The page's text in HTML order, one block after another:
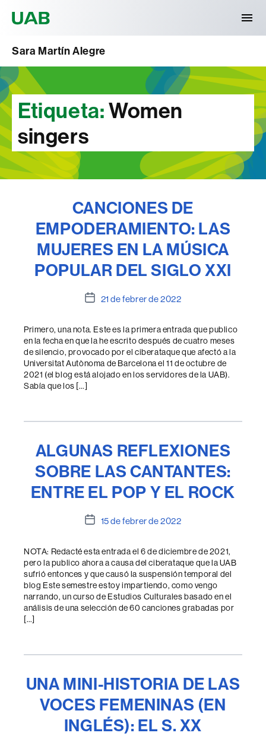
Sara Martín Alegre
Etiqueta:Women
singers
CANCIONES DE
EMPODERAMIENTO: LAS
MUJERES EN LA MÚSICA
POPULAR DEL SIGLO XXI
Data
l'entrada
21 de febrer de 2022
Primero, una nota. Este es la primera entrada que publico
en la fecha en que la he escrito después de cuatro meses
de silencio, provocado por el ciberataque que afectó a la
Universitat Autònoma de Barcelona el 11 de octubre de
2021 (el blog está alojado en los servidores de la UAB).
Sabía que los […]
ALGUNAS REFLEXIONES
SOBRE LAS CANTANTES:
ENTRE EL POP Y EL ROCK
Data
l'entrada
15 de febrer de 2022
NOTA: Redacté esta entrada el 6 de diciembre de 2021,
pero la publico ahora a causa del ciberataque que la UAB
sufrió entonces y que causó la suspensión temporal del
blog Este semestre estoy impartiendo, como vengo
narrando, un curso de Estudios Culturales basado en el
análisis de una selección de 60 canciones grabadas por
[…]
UNA MINI-HISTORIA DE LAS
VOCES FEMENINAS (EN
INGLÉS): EL S. XX